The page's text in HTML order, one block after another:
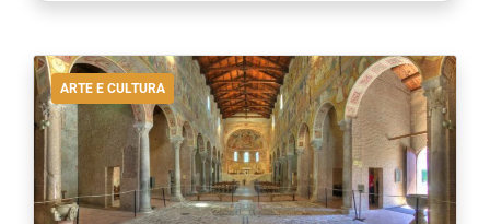
ARTE E CULTURA